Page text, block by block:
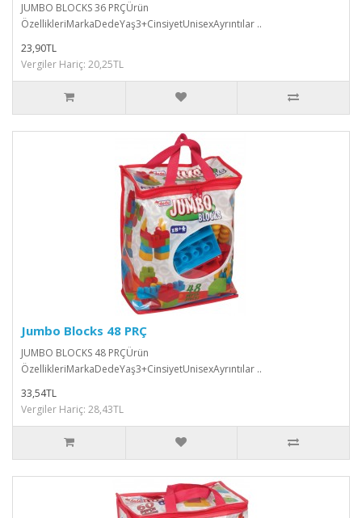
JUMBO BLOCKS 36 PRÇÜrün
ÖzellikleriMarkaDedeYaş3+CinsiyetUnisexAyrıntılar ..
23,90TL
Vergiler Hariç: 20,25TL
Jumbo Blocks 48 PRÇ
JUMBO BLOCKS 48 PRÇÜrün
ÖzellikleriMarkaDedeYaş3+CinsiyetUnisexAyrıntılar ..
33,54TL
Vergiler Hariç: 28,43TL